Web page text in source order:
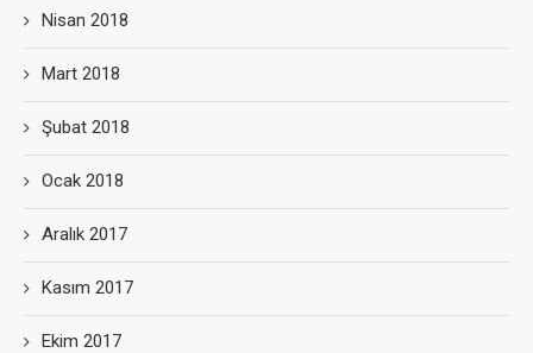
Nisan 2018
Mart 2018
Şubat 2018
Ocak 2018
Aralık 2017
Kasım 2017
Ekim 2017